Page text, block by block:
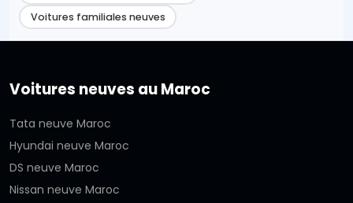
Voitures familiales neuves
Voitures neuves au Maroc
Tata neuve Maroc
Hyundai neuve Maroc
DS neuve Maroc
Nissan neuve Maroc